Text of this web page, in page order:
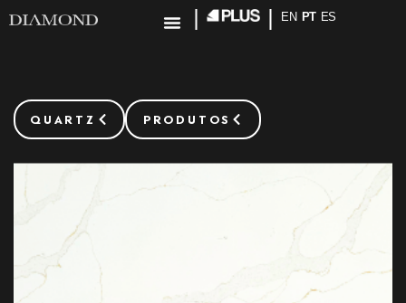
EN PT ES
QUARTZ PRODUTOS